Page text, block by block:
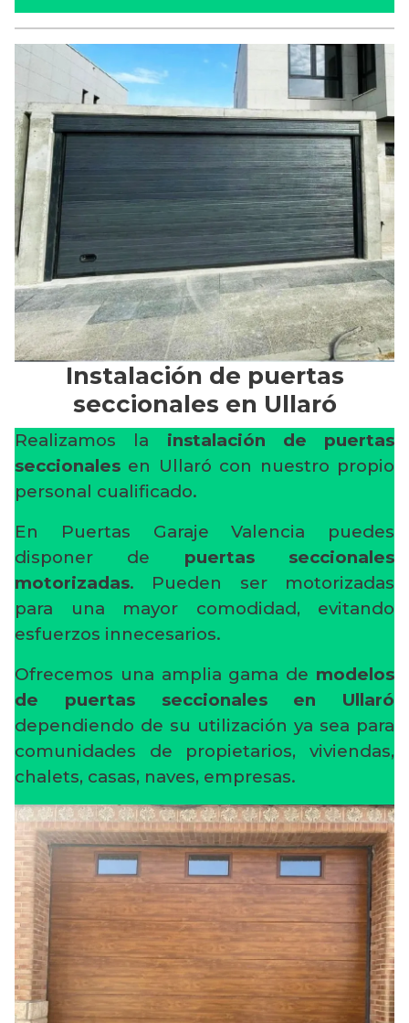
Instalación de puertas
seccionales en Ullaró
Realizamos la instalación de puertas
seccionales en Ullaró con nuestro propio
personal cualificado.
En Puertas Garaje Valencia puedes
disponer de puertas seccionales
motorizadas. Pueden ser motorizadas
para una mayor comodidad, evitando
esfuerzos innecesarios.
Ofrecemos una amplia gama de modelos
de puertas seccionales en Ullaró
dependiendo de su utilización ya sea para
comunidades de propietarios, viviendas,
chalets, casas, naves, empresas.